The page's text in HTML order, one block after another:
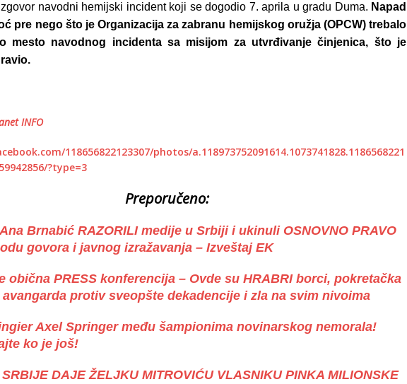
navodni hemijski incident koji se dogodio 7. aprila u gradu Duma. Napad
pre nego što je Organizacija za zabranu hemijskog oružja (OPCW) trebalo
mesto navodnog incidenta sa misijom za utvrđivanje činjenica, što je
INFO
118656822123307/photos/a.118973752091614.1073741828.1186568221
?type=3
Preporučeno:
Brnabić RAZORILI medije u Srbiji i ukinuli OSNOVNO PRAVO
govora i javnog izražavanja – Izveštaj EK
obična PRESS konferencija – Ovde su HRABRI borci, pokretačka
avangarda protiv sveopšte dekadencije i zla na svim nivoima
Axel Springer među šampionima novinarskog nemorala!
ko je još!
DAJE ŽELJKU MITROVIĆU VLASNIKU PINKA MILIONSKE